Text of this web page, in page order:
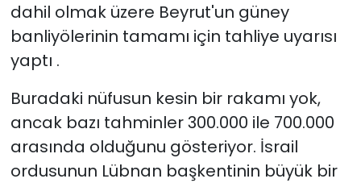
dahil olmak üzere Beyrut'un güney
banliyölerinin tamamı için tahliye uyarısı
yaptı .
Buradaki nüfusun kesin bir rakamı yok,
ancak bazı tahminler 300.000 ile 700.000
arasında olduğunu gösteriyor. İsrail
ordusunun Lübnan başkentinin büyük bir